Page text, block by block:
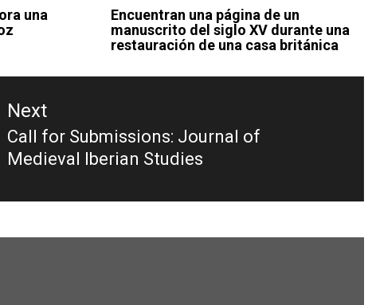
una
Encuentran una página de un
manuscrito del siglo XV durante una
restauración de una casa británica
Next
Next
post:
Call for Submissions: Journal of
Medieval Iberian Studies